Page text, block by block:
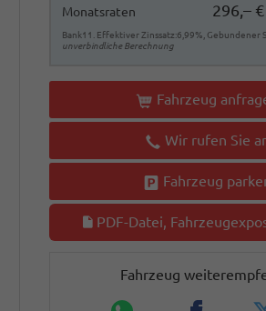
Monatsraten
296,– €
Bank11. Effektiver Zinssatz:6,99%, Gebundener
unverbindliche Berechnung
Fahrzeug
Wir rufen Sie
Fahrzeug
PDF-Datei,
Fahrzeug